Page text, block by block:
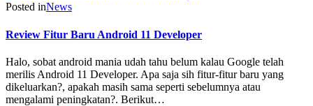
Posted inNews
Review Fitur Baru Android 11 Developer
Halo, sobat android mania udah tahu belum kalau Google telah
merilis Android 11 Developer. Apa saja sih fitur-fitur baru yang
dikeluarkan?, apakah masih sama seperti sebelumnya atau
mengalami peningkatan?. Berikut…